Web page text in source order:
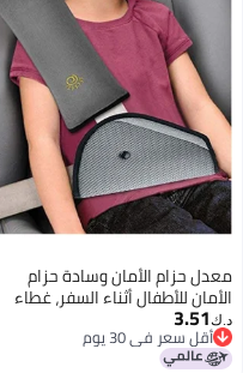
معدل حزام الأمان وسادة حزام
الأمان للأطفال أثناء السفر، غطاء
دعم العنق للأطفال، وسادة حزام
السيارة للأطفال، للرضع والبالغين
د.ك‏3.51
أقل سعر في 30 يوم
أقل سعر في 30 يوم